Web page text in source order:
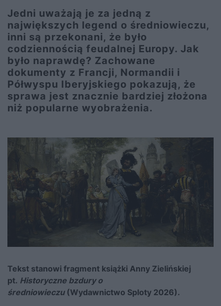
Jedni uważają je za jedną z
największych legend o średniowieczu,
inni są przekonani, że było
codziennością feudalnej Europy. Jak
było naprawdę? Zachowane
dokumenty z Francji, Normandii i
Półwyspu Iberyjskiego pokazują, że
sprawa jest znacznie bardziej złożona
niż popularne wyobrażenia.
Tekst stanowi fragment książki Anny Zielińskiej
pt. Historyczne bzdury o
średniowieczu (Wydawnictwo Sploty 2026).